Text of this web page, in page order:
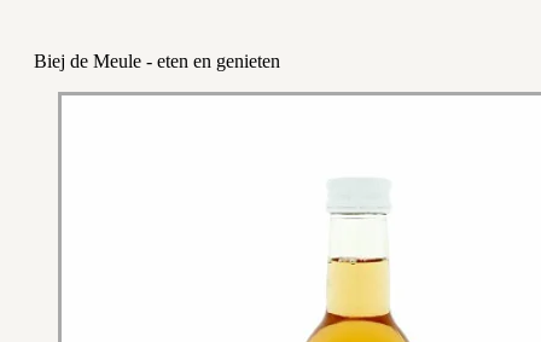
Biej de Meule - eten en genieten